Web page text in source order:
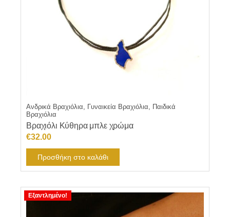
Ανδρικά Βραχιόλια, Γυναικεία Βραχιόλια, Παιδικά
Βραχιόλια
Βραχιόλι Κύθηρα μπλε χρώμα
€32.00
Προσθήκη στο καλάθι
Εξαντλημένο!